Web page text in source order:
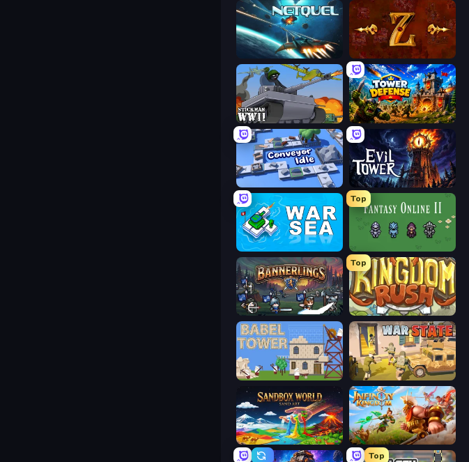
Netquel Tzared
Stickman WW2 Tower Defense
Conveyor Idle Evil Tower
War Sea
Top
Bannerlings
Top
Kingdom Rush
Babel Tower War State IO: Conquer Battles
Sandbox World: Sand Art Infinity Kingdom
Top